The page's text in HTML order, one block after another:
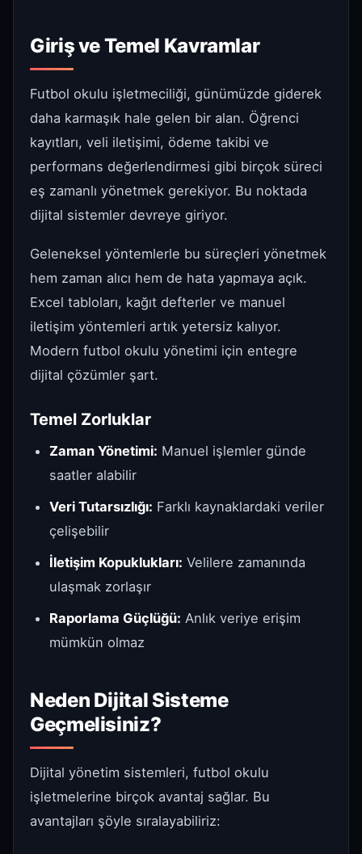
Giriş ve Temel Kavramlar
Futbol okulu işletmeciliği, günümüzde giderek
daha karmaşık hale gelen bir alan. Öğrenci
kayıtları, veli iletişimi, ödeme takibi ve
performans değerlendirmesi gibi birçok süreci
eş zamanlı yönetmek gerekiyor. Bu noktada
dijital sistemler devreye giriyor.
Geleneksel yöntemlerle bu süreçleri yönetmek
hem zaman alıcı hem de hata yapmaya açık.
Excel tabloları, kağıt defterler ve manuel
iletişim yöntemleri artık yetersiz kalıyor.
Modern futbol okulu yönetimi için entegre
dijital çözümler şart.
Temel Zorluklar
Zaman Yönetimi: Manuel işlemler günde
saatler alabilir
Veri Tutarsızlığı: Farklı kaynaklardaki veriler
çelişebilir
İletişim Kopuklukları: Velilere zamanında
ulaşmak zorlaşır
Raporlama Güçlüğü: Anlık veriye erişim
mümkün olmaz
Neden Dijital Sisteme
Geçmelisiniz?
Dijital yönetim sistemleri, futbol okulu
işletmelerine birçok avantaj sağlar. Bu
avantajları şöyle sıralayabiliriz: